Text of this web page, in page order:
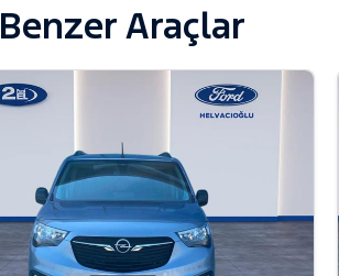
Benzer Araçlar